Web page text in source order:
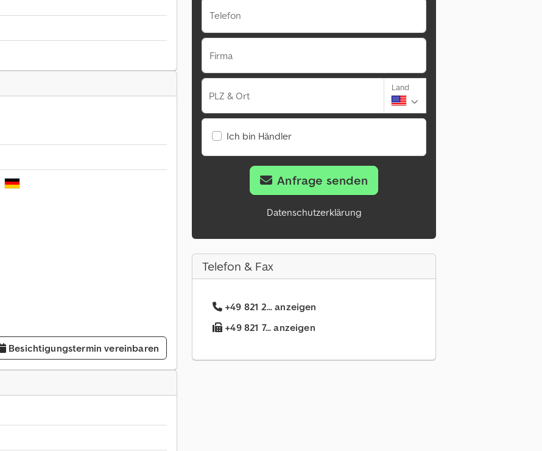
Besichtigungstermin vereinbaren
Telefon
Firma
PLZ & Ort
Land
Ich bin Händler
Anfrage senden
Datenschutzerklärung
Telefon & Fax
+49 821 2... anzeigen
+49 821 7... anzeigen